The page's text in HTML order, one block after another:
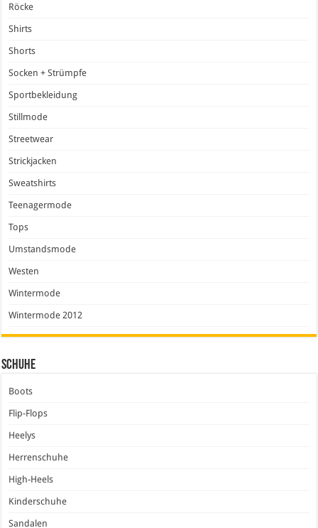
Röcke
Shirts
Shorts
Socken + Strümpfe
Sportbekleidung
Stillmode
Streetwear
Strickjacken
Sweatshirts
Teenagermode
Tops
Umstandsmode
Westen
Wintermode
Wintermode 2012
Schuhe
Boots
Flip-Flops
Heelys
Herrenschuhe
High-Heels
Kinderschuhe
Sandalen